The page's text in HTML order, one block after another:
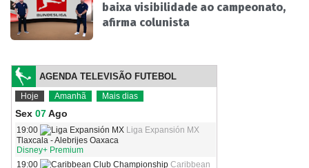
baixa visibilidade ao campeonato,
afirma colunista